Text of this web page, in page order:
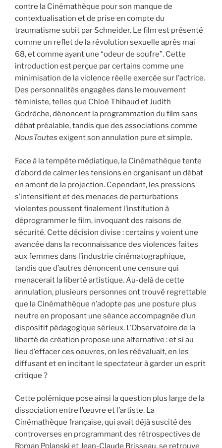
contre la Cinémathèque pour son manque de
contextualisation et de prise en compte du
traumatisme subit par Schneider. Le film est présenté
comme un reflet de la révolution sexuelle après mai
68, et comme ayant une “odeur de soufre”. Cette
introduction est perçue par certains comme une
minimisation de la violence réelle exercée sur l’actrice.
Des personnalités engagées dans le mouvement
féministe, telles que Chloé Thibaud et Judith
Godrèche, dénoncent la programmation du film sans
débat préalable, tandis que des associations comme
NousToutes exigent son annulation pure et simple.
Face à la tempête médiatique, la Cinémathèque tente
d’abord de calmer les tensions en organisant un débat
en amont de la projection. Cependant, les pressions
s’intensifient et des menaces de perturbations
violentes poussent finalement l’institution à
déprogrammer le film, invoquant des raisons de
sécurité. Cette décision divise : certains y voient une
avancée dans la reconnaissance des violences faites
aux femmes dans l’industrie cinématographique,
tandis que d’autres dénoncent une censure qui
menacerait la liberté artistique. Au-delà de cette
annulation, plusieurs personnes ont trouvé regrettable
que la Cinémathèque n’adopte pas une posture plus
neutre en proposant une séance accompagnée d’un
dispositif pédagogique sérieux. L’Observatoire de la
liberté de création propose une alternative : et si au
lieu d’effacer ces oeuvres, on les réévaluait, en les
diffusant et en incitant le spectateur à garder un esprit
critique ?
Cette polémique pose ainsi la question plus large de la
dissociation entre l’œuvre et l’artiste. La
Cinémathèque française, qui avait déjà suscité des
controverses en programmant des rétrospectives de
Roman Polanski et Jean-Claude Brisseau, se retrouve